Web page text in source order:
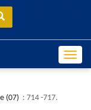
(07) : 714 -717.